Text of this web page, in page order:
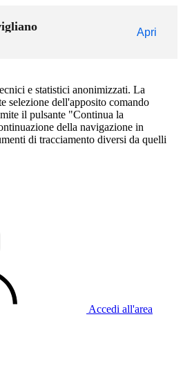
Apri
e statistici anonimizzati. La
selezione dell'apposito comando
il pulsante "Continua la
della navigazione in
di tracciamento diversi da quelli
Accedi all'area